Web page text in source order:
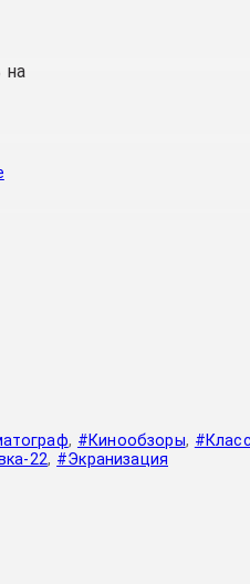
на
, #Кинообзоры,
22, #Экранизация